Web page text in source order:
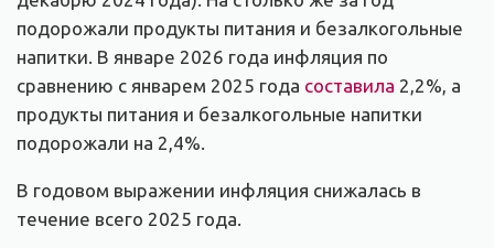
подорожали продукты питания и безалкогольные
напитки. В январе 2026 года инфляция по
сравнению с январем 2025 года составила 2,2%, а
продукты питания и безалкогольные напитки
подорожали на 2,4%.
В годовом выражении инфляция снижалась в
течение всего 2025 года.